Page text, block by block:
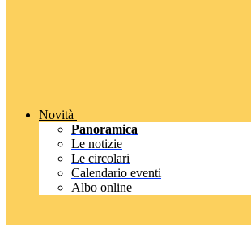
Novità
Panoramica
Le notizie
Le circolari
Calendario eventi
Albo online